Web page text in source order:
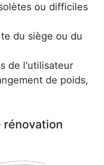
ou difficiles
du siège ou du
de l'utilisateur
de poids,
rénovation